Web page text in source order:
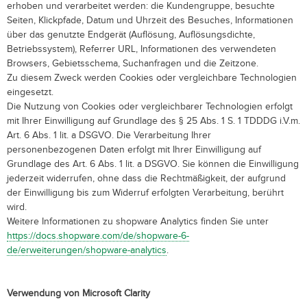
erhoben und verarbeitet werden: die Kundengruppe, besuchte
Seiten, Klickpfade, Datum und Uhrzeit des Besuches, Informationen
über das genutzte Endgerät (Auflösung, Auflösungsdichte,
Betriebssystem), Referrer URL, Informationen des verwendeten
Browsers, Gebietsschema, Suchanfragen und die Zeitzone.
Zu diesem Zweck werden Cookies oder vergleichbare Technologien
eingesetzt.
Die Nutzung von Cookies oder vergleichbarer Technologien erfolgt
mit Ihrer Einwilligung auf Grundlage des § 25 Abs. 1 S. 1 TDDDG i.V.m.
Art. 6 Abs. 1 lit. a DSGVO. Die Verarbeitung Ihrer
personenbezogenen Daten erfolgt mit Ihrer Einwilligung auf
Grundlage des Art. 6 Abs. 1 lit. a DSGVO. Sie können die Einwilligung
jederzeit widerrufen, ohne dass die Rechtmäßigkeit, der aufgrund
der Einwilligung bis zum Widerruf erfolgten Verarbeitung, berührt
wird.
Weitere Informationen zu shopware Analytics finden Sie unter
https://docs.shopware.com/de/shopware-6-
de/erweiterungen/shopware-analytics.
Verwendung von Microsoft Clarity